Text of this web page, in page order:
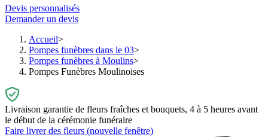
Devis personnalisés
Demander un devis
Accueil
Pompes funèbres dans le 03
Pompes funèbres à Moulins
Pompes Funèbres Moulinoises
Livraison garantie de fleurs fraîches et bouquets, 4 à 5 heures avant
le début de la cérémonie funéraire
Faire livrer des fleurs (nouvelle fenêtre)